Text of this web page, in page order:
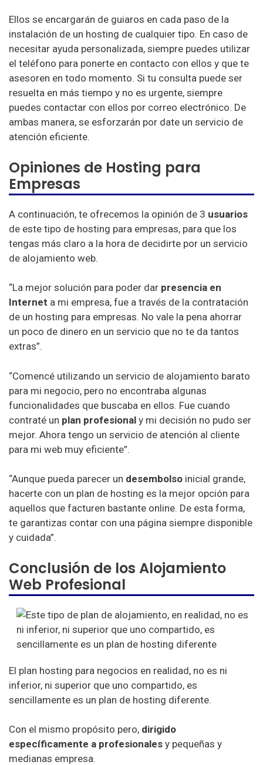
Ellos se encargarán de guiaros en cada paso de la
instalación de un hosting de cualquier tipo. En caso de
necesitar ayuda personalizada, siempre puedes utilizar
el teléfono para ponerte en contacto con ellos y que te
asesoren en todo momento. Si tu consulta puede ser
resuelta en más tiempo y no es urgente, siempre
puedes contactar con ellos por correo electrónico. De
ambas manera, se esforzarán por date un servicio de
atención eficiente.
Opiniones de Hosting para
Empresas
A continuación, te ofrecemos la opinión de 3 usuarios
de este tipo de hosting para empresas, para que los
tengas más claro a la hora de decidirte por un servicio
de alojamiento web.
“La mejor solución para poder dar presencia en
Internet a mi empresa, fue a través de la contratación
de un hosting para empresas. No vale la pena ahorrar
un poco de dinero en un servicio que no te da tantos
extras”.
“Comencé utilizando un servicio de alojamiento barato
para mi negocio, pero no encontraba algunas
funcionalidades que buscaba en ellos. Fue cuando
contraté un plan profesional y mi decisión no pudo ser
mejor. Ahora tengo un servicio de atención al cliente
para mi web muy eficiente”.
“Aunque pueda parecer un desembolso inicial grande,
hacerte con un plan de hosting es la mejor opción para
aquellos que facturen bastante online. De esta forma,
te garantizas contar con una página siempre disponible
y cuidada”.
Conclusión de los Alojamiento
Web Profesional
El plan hosting para negocios en realidad, no es ni
inferior, ni superior que uno compartido, es
sencillamente es un plan de hosting diferente.
Con el mismo propósito pero, dirigido
específicamente a profesionales y pequeñas y
medianas empresa.